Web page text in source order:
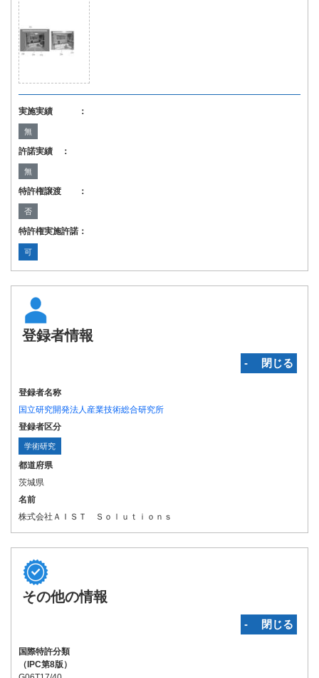
実施実績 ：
無
許諾実績 ：
無
特許権譲渡 ：
否
特許権実施許諾：
可
登録者情報
‐ 閉じる
登録者名称
国立研究開発法人産業技術総合研究所
登録者区分
学術研究
都道府県
茨城県
名前
株式会社ＡＩＳＴ Ｓｏｌｕｔｉｏｎｓ
その他の情報
‐ 閉じる
国際特許分類
（IPC第8版）